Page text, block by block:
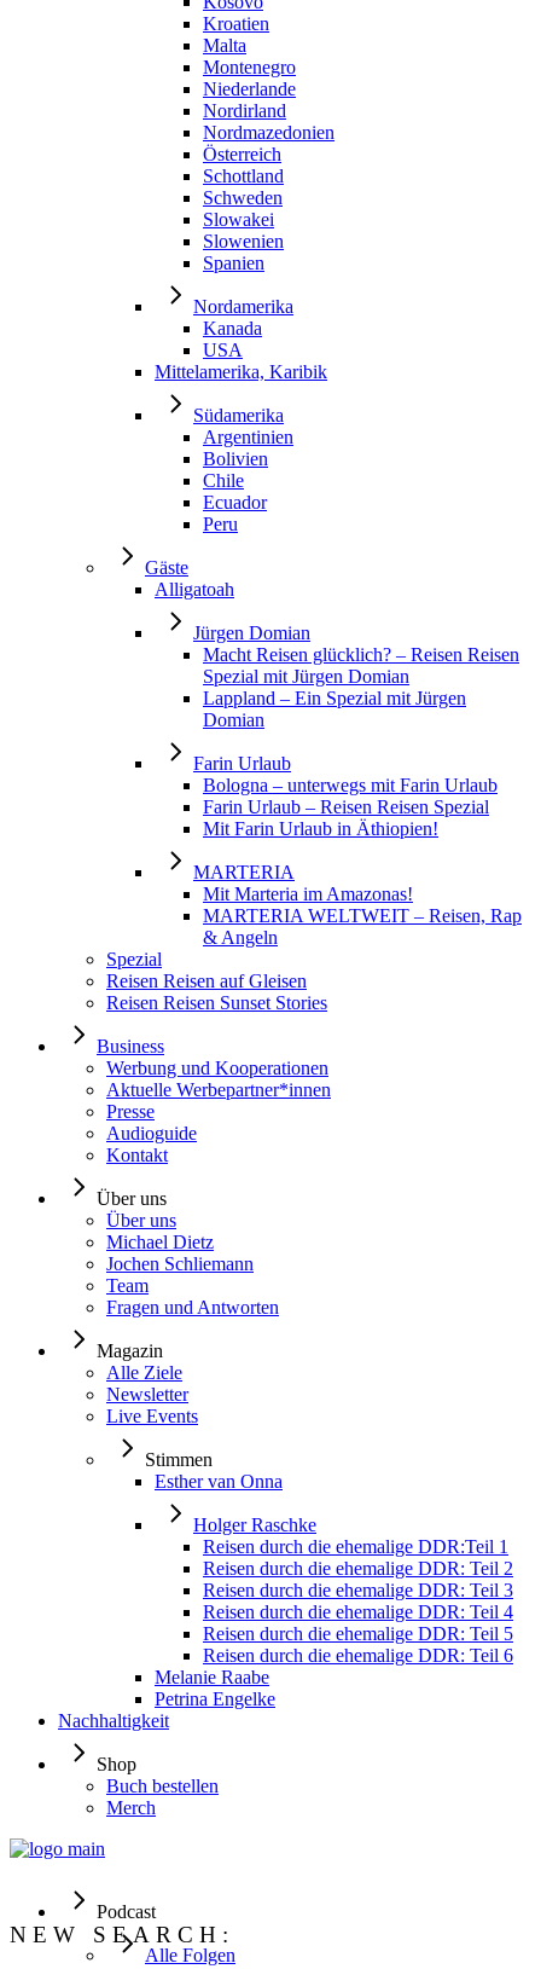
Kroatien
Malta
Montenegro
Niederlande
Nordirland
Nordmazedonien
Österreich
Schottland
Schweden
Slowakei
Slowenien
Spanien
Nordamerika
Kanada
USA
Mittelamerika, Karibik
Südamerika
Argentinien
Bolivien
Chile
Ecuador
Peru
Gäste
Alligatoah
Jürgen Domian
Macht Reisen glücklich? – Reisen Reisen
Spezial mit Jürgen Domian
Lappland – Ein Spezial mit Jürgen
Domian
Farin Urlaub
Bologna – unterwegs mit Farin Urlaub
Farin Urlaub – Reisen Reisen Spezial
Mit Farin Urlaub in Äthiopien!
MARTERIA
Mit Marteria im Amazonas!
MARTERIA WELTWEIT – Reisen, Rap
& Angeln
Spezial
Reisen Reisen auf Gleisen
Reisen Reisen Sunset Stories
Business
Werbung und Kooperationen
Aktuelle Werbepartner*innen
Presse
Audioguide
Kontakt
Über uns
Über uns
Michael Dietz
Jochen Schliemann
Team
Fragen und Antworten
Magazin
Alle Ziele
Newsletter
Live Events
Stimmen
Esther van Onna
Holger Raschke
Reisen durch die ehemalige DDR:Teil 1
Reisen durch die ehemalige DDR: Teil 2
Reisen durch die ehemalige DDR: Teil 3
Reisen durch die ehemalige DDR: Teil 4
Reisen durch die ehemalige DDR: Teil 5
Reisen durch die ehemalige DDR: Teil 6
Melanie Raabe
Petrina Engelke
Nachhaltigkeit
Shop
Buch bestellen
Merch
Podcast
Alle Folgen
NEW SEARCH: